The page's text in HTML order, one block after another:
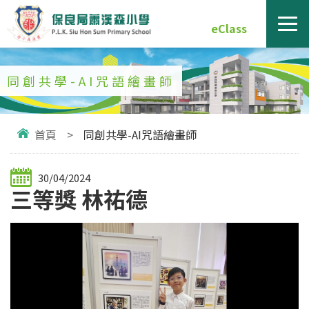
eClass
同創共學-AI咒語繪畫師
首頁 > 同創共學-AI咒語繪畫師
30/04/2024
三等獎 林祐德